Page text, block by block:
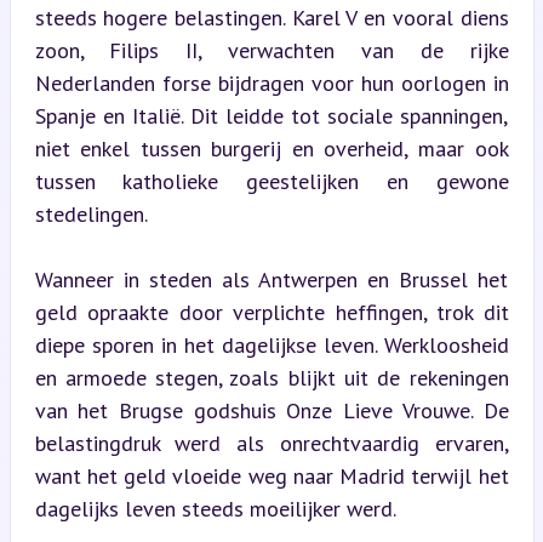
steeds hogere belastingen. Karel V en vooral diens
zoon, Filips II, verwachten van de rijke
Nederlanden forse bijdragen voor hun oorlogen in
Spanje en Italië. Dit leidde tot sociale spanningen,
niet enkel tussen burgerij en overheid, maar ook
tussen katholieke geestelijken en gewone
stedelingen.
Wanneer in steden als Antwerpen en Brussel het
geld opraakte door verplichte heffingen, trok dit
diepe sporen in het dagelijkse leven. Werkloosheid
en armoede stegen, zoals blijkt uit de rekeningen
van het Brugse godshuis Onze Lieve Vrouwe. De
belastingdruk werd als onrechtvaardig ervaren,
want het geld vloeide weg naar Madrid terwijl het
dagelijks leven steeds moeilijker werd.